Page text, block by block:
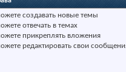
создавать новые темы
отвечать в темах
прикреплять вложения
редактировать свои